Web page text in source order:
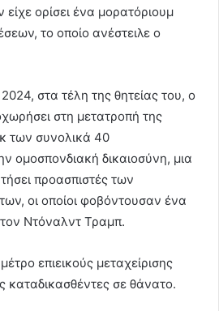
ορίσει ένα μορατόριουμ
το οποίο ανέστειλε ο
στα τέλη της θητείας του, ο
στη μετατροπή της
των συνολικά 40
ομοσπονδιακή δικαιοσύνη, μια
προασπιστές των
οι οποίοι φοβόντουσαν ένα
Ντόναλντ Τραμπ.
επιεικούς μεταχείρισης
καταδικασθέντες σε θάνατο.